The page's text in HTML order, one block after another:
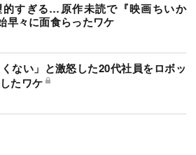
すぎる…原作未読で『映画ちいか
早々に面食らったワケ
ない」と激怒した20代社員をロボッ
たワケ